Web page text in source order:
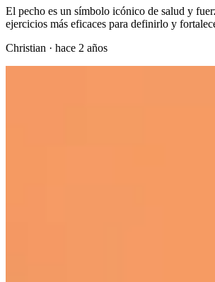
El pecho es un símbolo icónico de salud y
ejercicios más eficaces para definirlo y
Christian · hace 2 años